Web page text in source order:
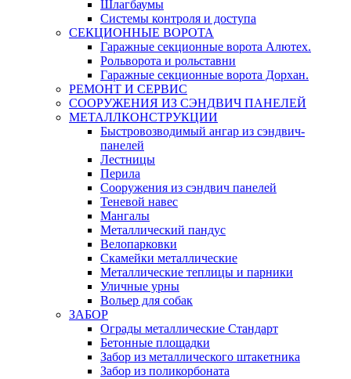
Шлагбаумы
Системы контроля и доступа
СЕКЦИОННЫЕ ВОРОТА
Гаражные секционные ворота Алютех.
Рольворота и рольставни
Гаражные секционные ворота Дорхан.
РЕМОНТ И СЕРВИС
СООРУЖЕНИЯ ИЗ СЭНДВИЧ ПАНЕЛЕЙ
МЕТАЛЛКОНСТРУКЦИИ
Быстровозводимый ангар из сэндвич-
панелей
Лестницы
Перила
Сооружения из сэндвич панелей
Теневой навес
Мангалы
Металлический пандус
Велопарковки
Скамейки металлические
Металлические теплицы и парники
Уличные урны
Вольер для собак
ЗАБОР
Ограды металлические Стандарт
Бетонные площадки
Забор из металлического штакетника
Забор из поликорбоната